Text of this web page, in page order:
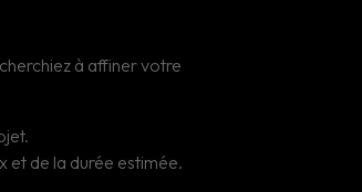
à affiner votre
et de la durée estimée.